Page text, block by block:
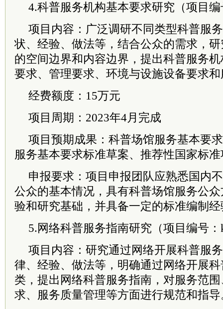
4.科普服务机构基本要求研究（项目
项目内容：广泛调研不同类型科普服
状、经验、做法等，结合公众的需求，
的空间边界和内容边界，提出科普服务
要求、管理要求、环境与设施设备要求
经费额度：15万元
项目周期：2023年4月完成
项目预期成果：科普场馆服务基本要
服务基本要求标准草案、推荐性国家标
申报要求：项目申报团队应熟悉国内
公众的基本情况，具有科普场馆服务公
验和研究基础，并具备一定的标准编制
5.网络科普服务指南研究（项目编号
项目内容：研究通过网络开展科普服
律、经验、做法等，明确通过网络开展
类，提出网络科普服务指南，对服务范
求、服务质量管理等方面进行规范和指导